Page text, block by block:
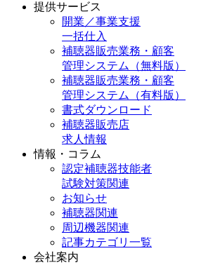
提供サービス
開業／事業支援
一括仕入
補聴器販売業務・顧客
管理システム（無料版）
補聴器販売業務・顧客
管理システム（有料版）
書式ダウンロード
補聴器販売店
求人情報
情報・コラム
認定補聴器技能者
試験対策関連
お知らせ
補聴器関連
周辺機器関連
記事カテゴリ一覧
会社案内